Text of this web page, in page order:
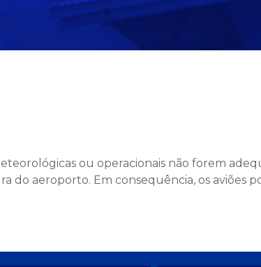
ou operacionais não forem
do aeroporto. Em consequência, os aviões